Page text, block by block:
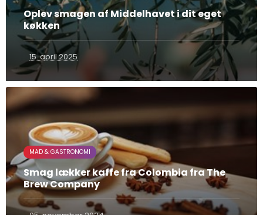
Oplev smagen af Middelhavet i dit eget
køkken
15. april 2025
MAD & GASTRONOMI
Smag lækker kaffe fra Colombia fra The
Brew Company